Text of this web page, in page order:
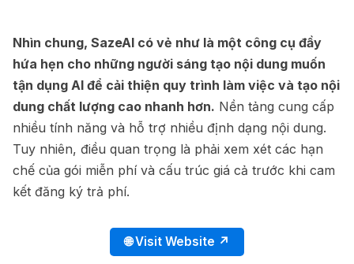
Nhìn chung, SazeAI có vẻ như là một công cụ đầy
hứa hẹn cho những người sáng tạo nội dung muốn
tận dụng AI để cải thiện quy trình làm việc và tạo nội
dung chất lượng cao nhanh hơn. Nền tảng cung cấp
nhiều tính năng và hỗ trợ nhiều định dạng nội dung.
Tuy nhiên, điều quan trọng là phải xem xét các hạn
chế của gói miễn phí và cấu trúc giá cả trước khi cam
kết đăng ký trả phí.
🌐 Visit Website ↗